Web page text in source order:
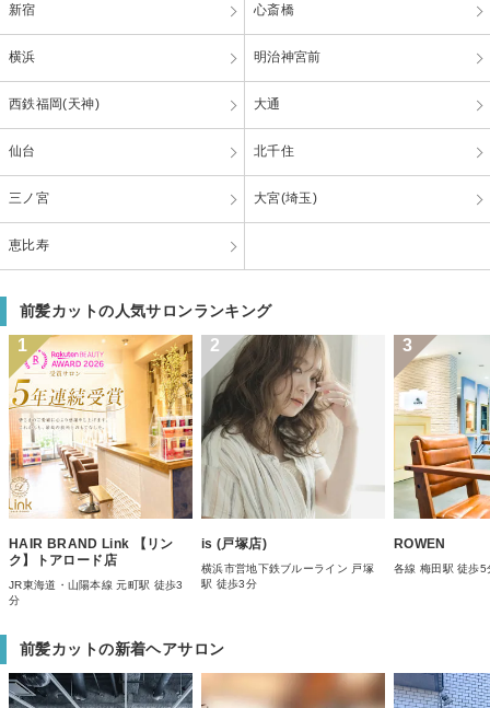
新宿 心斎橋
横浜 明治神宮前
西鉄福岡(天神) 大通
仙台 北千住
三ノ宮 大宮(埼玉)
恵比寿
前髪カットの人気サロンランキング
1
HAIR BRAND Link 【リン
ク】トアロード店
JR東海道・山陽本線 元町駅 徒歩3
分
2
is (戸塚店)
横浜市営地下鉄ブルーライン 戸塚
駅 徒歩3分
3
ROWEN
各線 梅田駅 徒歩5
前髪カットの新着ヘアサロン